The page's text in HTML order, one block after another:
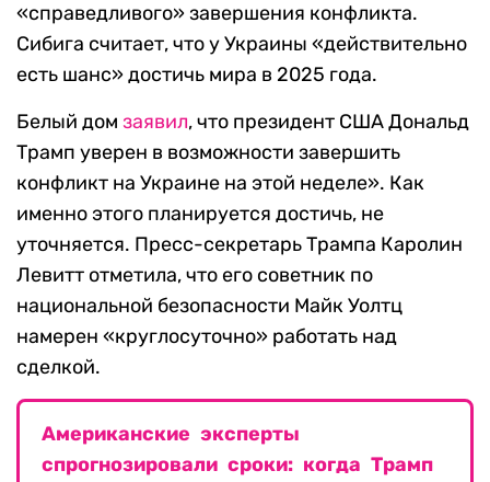
«справедливого» завершения конфликта.
Сибига считает, что у Украины «действительно
есть шанс» достичь мира в 2025 года.
Белый дом заявил, что президент США Дональд
Трамп уверен в возможности завершить
конфликт на Украине на этой неделе». Как
именно этого планируется достичь, не
уточняется. Пресс-секретарь Трампа Каролин
Левитт отметила, что его советник по
национальной безопасности Майк Уолтц
намерен «круглосуточно» работать над
сделкой.
Американские эксперты
спрогнозировали сроки: когда Трамп